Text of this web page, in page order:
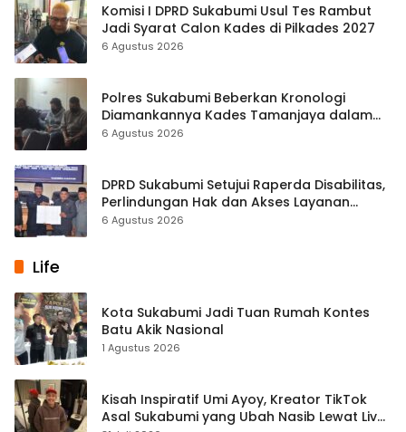
Komisi I DPRD Sukabumi Usul Tes Rambut
Jadi Syarat Calon Kades di Pilkades 2027
6 Agustus 2026
Polres Sukabumi Beberkan Kronologi
Diamankannya Kades Tamanjaya dalam
Kasus Sabu
6 Agustus 2026
DPRD Sukabumi Setujui Raperda Disabilitas,
Perlindungan Hak dan Akses Layanan
Diperkuat
6 Agustus 2026
Life
Kota Sukabumi Jadi Tuan Rumah Kontes
Batu Akik Nasional
1 Agustus 2026
Kisah Inspiratif Umi Ayoy, Kreator TikTok
Asal Sukabumi yang Ubah Nasib Lewat Live